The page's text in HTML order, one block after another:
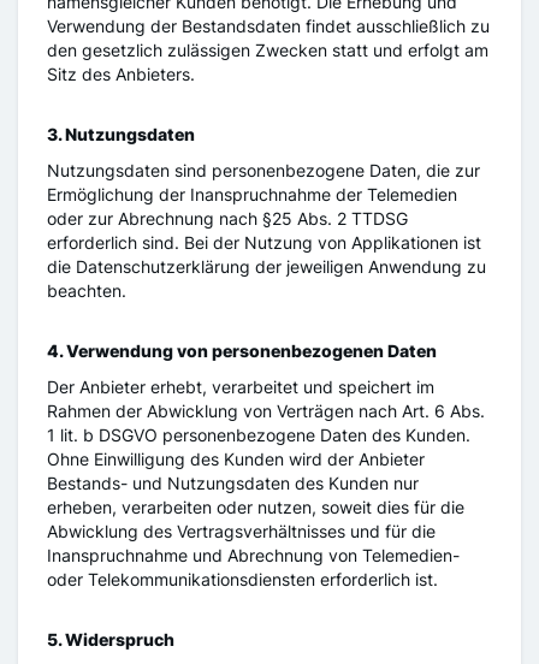
Verwendung der Bestandsdaten findet ausschließlich zu
den gesetzlich zulässigen Zwecken statt und erfolgt am
Sitz des Anbieters.
3. Nutzungsdaten
Nutzungsdaten sind personenbezogene Daten, die zur
Ermöglichung der Inanspruchnahme der Telemedien
oder zur Abrechnung nach §25 Abs. 2 TTDSG
erforderlich sind. Bei der Nutzung von Applikationen ist
die Datenschutzerklärung der jeweiligen Anwendung zu
beachten.
4. Verwendung von personenbezogenen Daten
Der Anbieter erhebt, verarbeitet und speichert im
Rahmen der Abwicklung von Verträgen nach Art. 6 Abs.
1 lit. b DSGVO personenbezogene Daten des Kunden.
Ohne Einwilligung des Kunden wird der Anbieter
Bestands- und Nutzungsdaten des Kunden nur
erheben, verarbeiten oder nutzen, soweit dies für die
Abwicklung des Vertragsverhältnisses und für die
Inanspruchnahme und Abrechnung von Telemedien-
oder Telekommunikationsdiensten erforderlich ist.
5. Widerspruch